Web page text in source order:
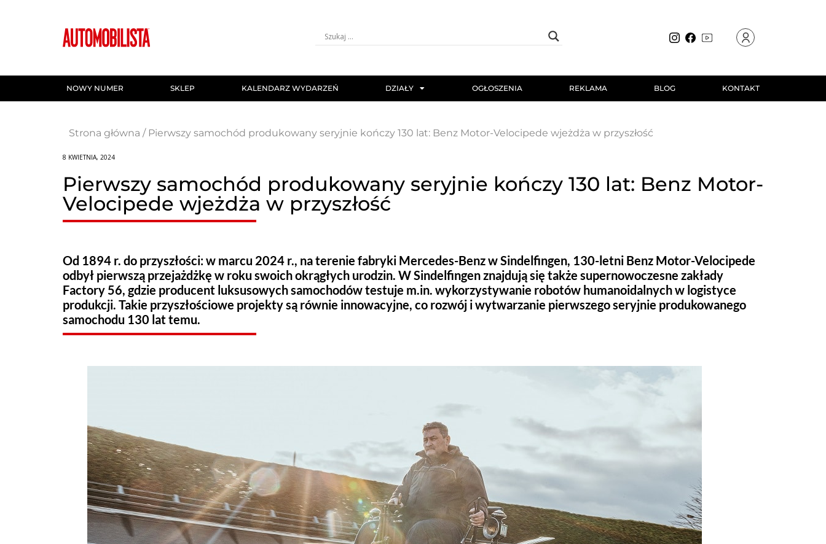
NOWY NUMER SKLEP KALENDARZ WYDARZEŃ DZIAŁY OGŁOSZENIA REKLAMA BLOG KONTAKT
Strona główna / Pierwszy samochód produkowany seryjnie kończy 130 lat: Benz Motor-Velocipede wjeżdża w przyszłość
8 KWIETNIA, 2024
Pierwszy samochód produkowany seryjnie kończy 130 lat: Benz Motor-
Velocipede wjeżdża w przyszłość
Od 1894 r. do przyszłości: w marcu 2024 r., na terenie fabryki Mercedes-Benz w Sindelfingen, 130-letni Benz Motor-Velocipede
odbył pierwszą przejażdżkę w roku swoich okrągłych urodzin. W Sindelfingen znajdują się także supernowoczesne zakłady
Factory 56, gdzie producent luksusowych samochodów testuje m.in. wykorzystywanie robotów humanoidalnych w logistyce
produkcji. Takie przyszłościowe projekty są równie innowacyjne, co rozwój i wytwarzanie pierwszego seryjnie produkowanego
samochodu 130 lat temu.